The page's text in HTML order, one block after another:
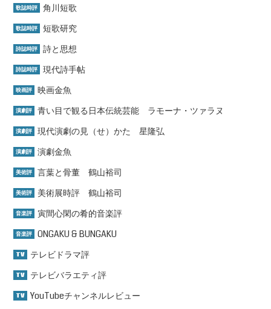
歌誌時評 角川短歌
歌誌時評 短歌研究
詩誌時評 詩と思想
詩誌時評 現代詩手帖
映画評 映画金魚
演劇評 青い目で観る日本伝統芸能 ラモーナ・ツァラヌ
演劇評 現代演劇の見（せ）かた 星隆弘
演劇評 演劇金魚
美術評 言葉と骨董 鶴山裕司
美術評 美術展時評 鶴山裕司
音楽評 寅間心閑の肴的音楽評
音楽評 ONGAKU & BUNGAKU
TV テレビドラマ評
TV テレビバラエティ評
TV YouTubeチャンネルレビュー